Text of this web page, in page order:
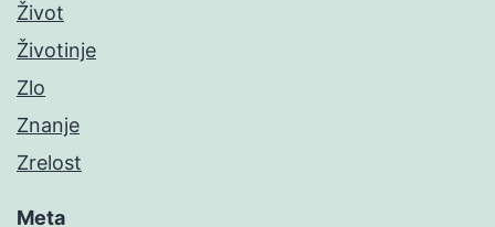
Život
Životinje
Zlo
Znanje
Zrelost
Meta